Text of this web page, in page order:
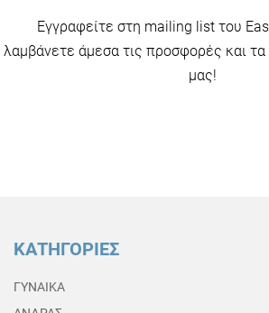
Εγγραφείτε στη mailing list του
λαμβάνετε άμεσα τις προσφορές και τα
μας!
ΚΑΤΗΓΟΡΙΕΣ
ΓΥΝΑΙΚΑ